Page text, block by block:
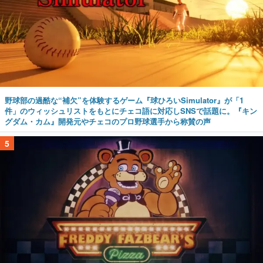
野球部の過酷な“補欠”を体験するゲーム『球ひろいSimulator』が「1
件」のウィッシュリストをもとにチェコ語に対応しSNSで話題に。『キン
グダム・カム』開発元やチェコのプロ野球選手から称賛の声
5